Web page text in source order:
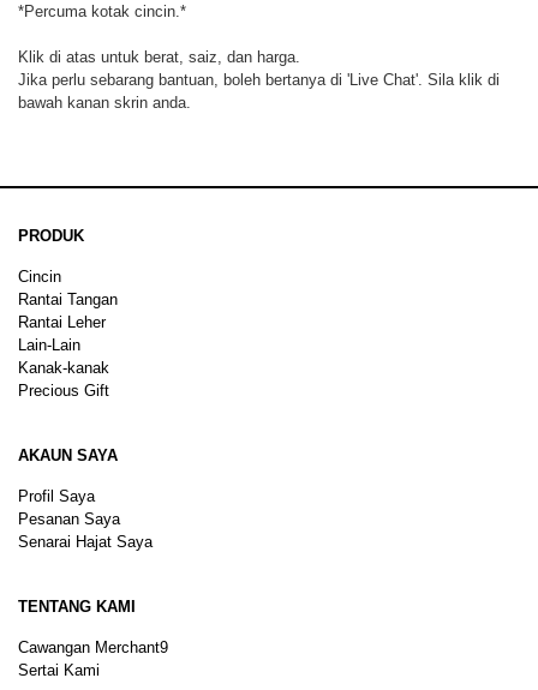
*Percuma kotak cincin.*
Klik di atas untuk berat, saiz, dan harga.
Jika perlu sebarang bantuan, boleh bertanya di 'Live Chat'. Sila klik di
bawah kanan skrin anda.
PRODUK
Cincin
Rantai Tangan
Rantai Leher
Lain-Lain
Kanak-kanak
Precious Gift
AKAUN SAYA
Profil Saya
Pesanan Saya
Senarai Hajat Saya
TENTANG KAMI
Cawangan Merchant9
Sertai Kami